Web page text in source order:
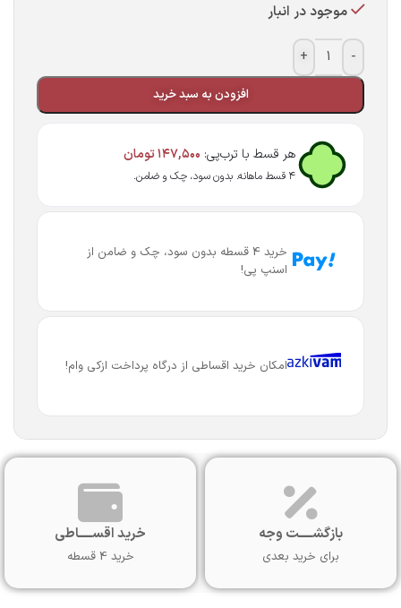
موجود در انبار
-
+
افزودن به سبد خرید
هر قسط با ترب‌پی: ۱۴۷,۵۰۰تومان
۴ قسط ماهانه. بدون سود، چک و ضامن.
خرید 4 قسطه بدون سود، چک و ضامن از
اسنپ پی!
امکان خرید اقساطی از درگاه پرداخت ازکی وام!
بازگشـــــت وجه
برای خرید بعدی
خرید اقســـــاطی
خرید 4 قسطه